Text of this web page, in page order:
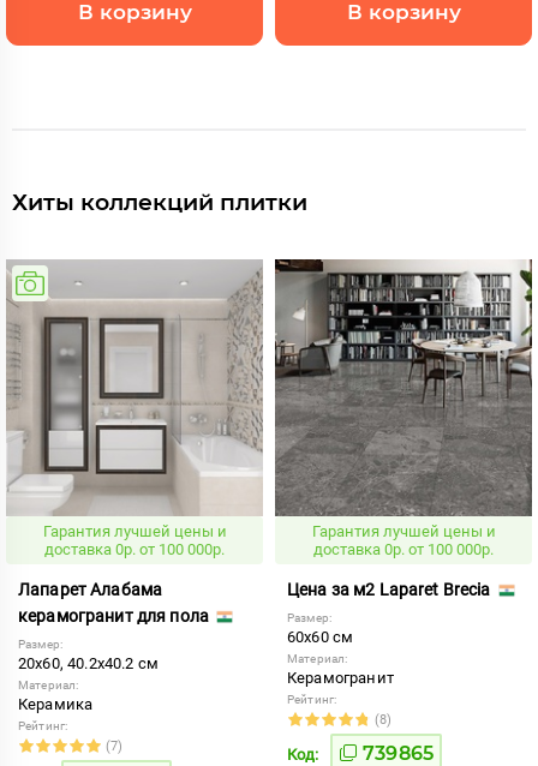
В корзину В корзину
Хиты коллекций плитки
Гарантия лучшей цены и
доставка 0р. от 100 000р.
Лапарет Алабама
керамогранит для пола
Размер:
20x60, 40.2x40.2 см
Материал:
Керамика
Рейтинг:
(7)
Гарантия лучшей цены и
доставка 0р. от 100 000р.
Цена за м2 Laparet Brecia
Размер:
60x60 см
Материал:
Керамогранит
Рейтинг:
(8)
Код: 739865